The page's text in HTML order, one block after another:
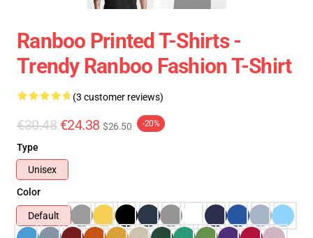
Ranboo Printed T-Shirts -
Trendy Ranboo Fashion T-Shirt
(3 customer reviews)
€30.48 €24.38 $26.50 -20%
Type
Unisex
Color
Default